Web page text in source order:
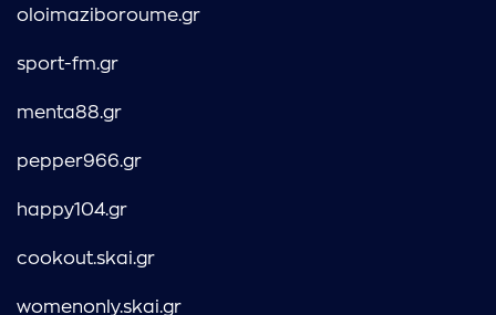
oloimaziboroume.gr
sport-fm.gr
menta88.gr
pepper966.gr
happy104.gr
cookout.skai.gr
womenonly.skai.gr